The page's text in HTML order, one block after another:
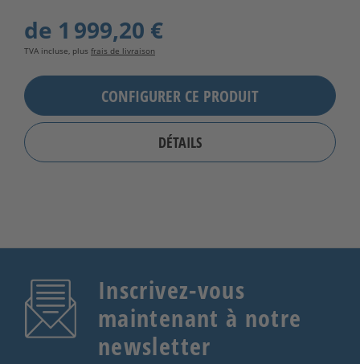
de 1 999,20 €
TVA incluse, plus frais de livraison
CONFIGURER CE PRODUIT
DÉTAILS
Inscrivez-vous
maintenant à notre
newsletter